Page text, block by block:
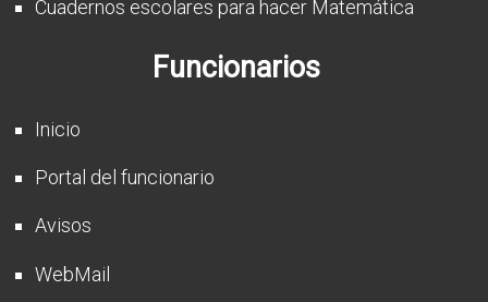
Cuadernos escolares para hacer Matemática
Funcionarios
Inicio
Portal del funcionario
Avisos
WebMail